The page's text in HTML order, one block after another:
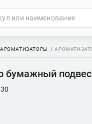
АРОМАТИЗАТОРЫ
бумажный